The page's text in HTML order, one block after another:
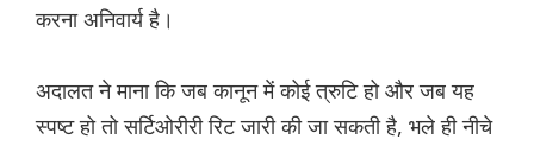
करना अनिवार्य है।
अदालत ने माना कि जब कानून में कोई त्रुटि हो और जब यह
स्पष्ट हो तो सर्टिओरीरी रिट जारी की जा सकती है, भले ही नीचे